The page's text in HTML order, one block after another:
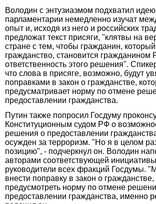
Володин с энтузиазмом подхватил
парламентарии немедленно изучат
опыт и, исходя из него и российских
предложат текст присяги, "клятвы на
стране с тем, чтобы гражданин,
гражданство, становится
ответственность этого решения".
что слова в присяге, возможно, будут
поправками в закон о гражданстве,
предусматривает норму по отмене
предоставлении гражданства.
Путин также попросил Госдуму
Конституционным судом РФ о
решения о предоставлении
осужден за терроризм. "Но я в целом
позицию", - подчеркнул он. Володин
авторами соответствующей
руководители всех фракций Госдумы.
внести поправку в закон о гражданстве,
предусмотреть норму по отмене
предоставлении гражданства, именно